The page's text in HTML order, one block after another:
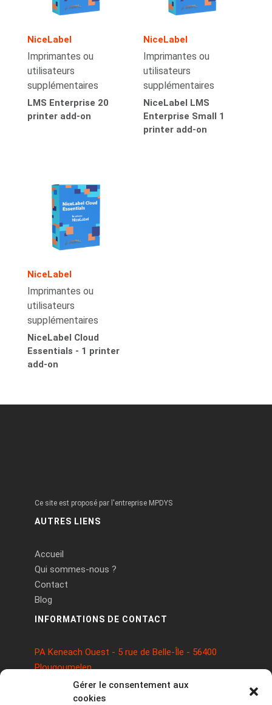
Gérer le consentement aux
cookies
NiceLabel
Imprimantes ou
utilisateurs
supplémentaires
LMS Enterprise 20
printer add-on
NiceLabel
Imprimantes ou
utilisateurs
supplémentaires
NiceLabel LMS
Enterprise Small 1
printer add-on
NiceLabel
Imprimantes ou
utilisateurs
supplémentaires
NiceLabel Cloud
Essentials - 1 printer
add-on
Ce site est proposé par l'entreprise MPDYS
AUTRES LIENS
Accueil
Qui sommes-nous ?
Contact
Blog
INFORMATIONS DE CONTACT
PA Keneach Ouest - 5 rue de Belle-Île - 56400
Plougoumelen
contact@logiciels-etiquettes.com
09 71 37 25 93